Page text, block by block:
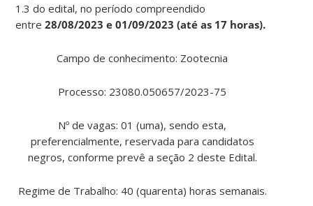
1.3 do edital, no período compreendido
entre 28/08/2023 e 01/09/2023 (até as 17 horas).
Campo de conhecimento: Zootecnia
Processo: 23080.050657/2023-75
Nº de vagas: 01 (uma), sendo esta,
preferencialmente, reservada para candidatos
negros, conforme prevê a seção 2 deste Edital.
Regime de Trabalho: 40 (quarenta) horas semanais.